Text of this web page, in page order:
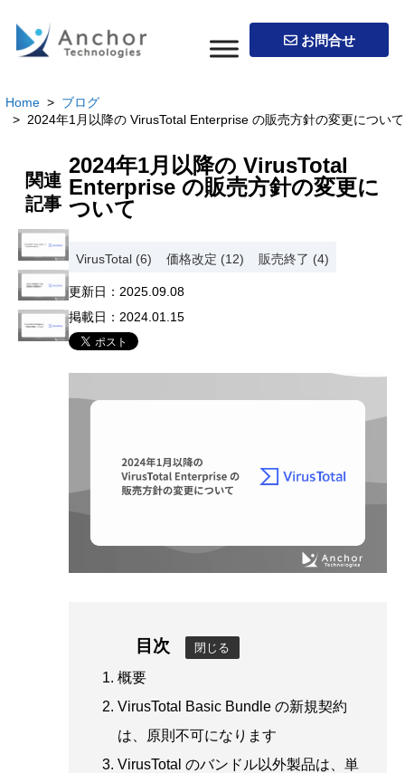
お問合せ
Home > ブログ
> 2024年1月以降の VirusTotal Enterprise の販売方針の変更について
2024年1月以降の VirusTotal
Enterprise の販売方針の変更に
ついて
VirusTotal (6) 価格改定 (12) 販売終了 (4)
更新日： 2025.09.08
掲載日： 2024.01.15
目次 閉じる
概要
VirusTotal Basic Bundle の新規契約
は、原則不可になります
VirusTotal のバンドル以外製品は、単
関連
記事